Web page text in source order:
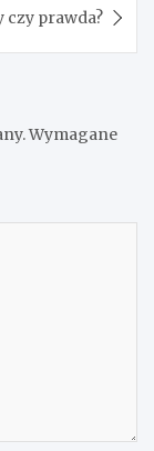
prawda?
Wymagane